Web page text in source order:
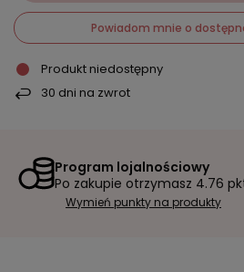
Powiadom mnie o
Produkt niedostępny
30 dni na zwrot
Program lojalnościowy
Po zakupie otrzymasz 4.76
Wymień punkty na produkty